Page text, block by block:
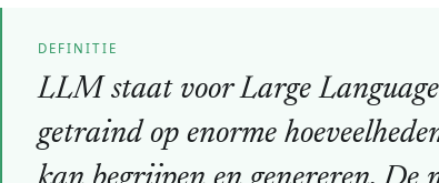
DEFINITIE
LLM staat voor Large
getraind op enorme